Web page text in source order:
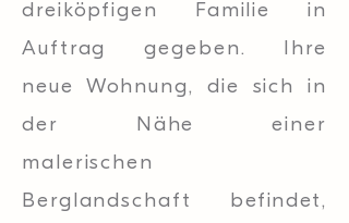
dreiköpfigen Familie in
Auftrag gegeben. Ihre
neue Wohnung, die sich in
der Nähe einer
malerischen
Berglandschaft befindet,